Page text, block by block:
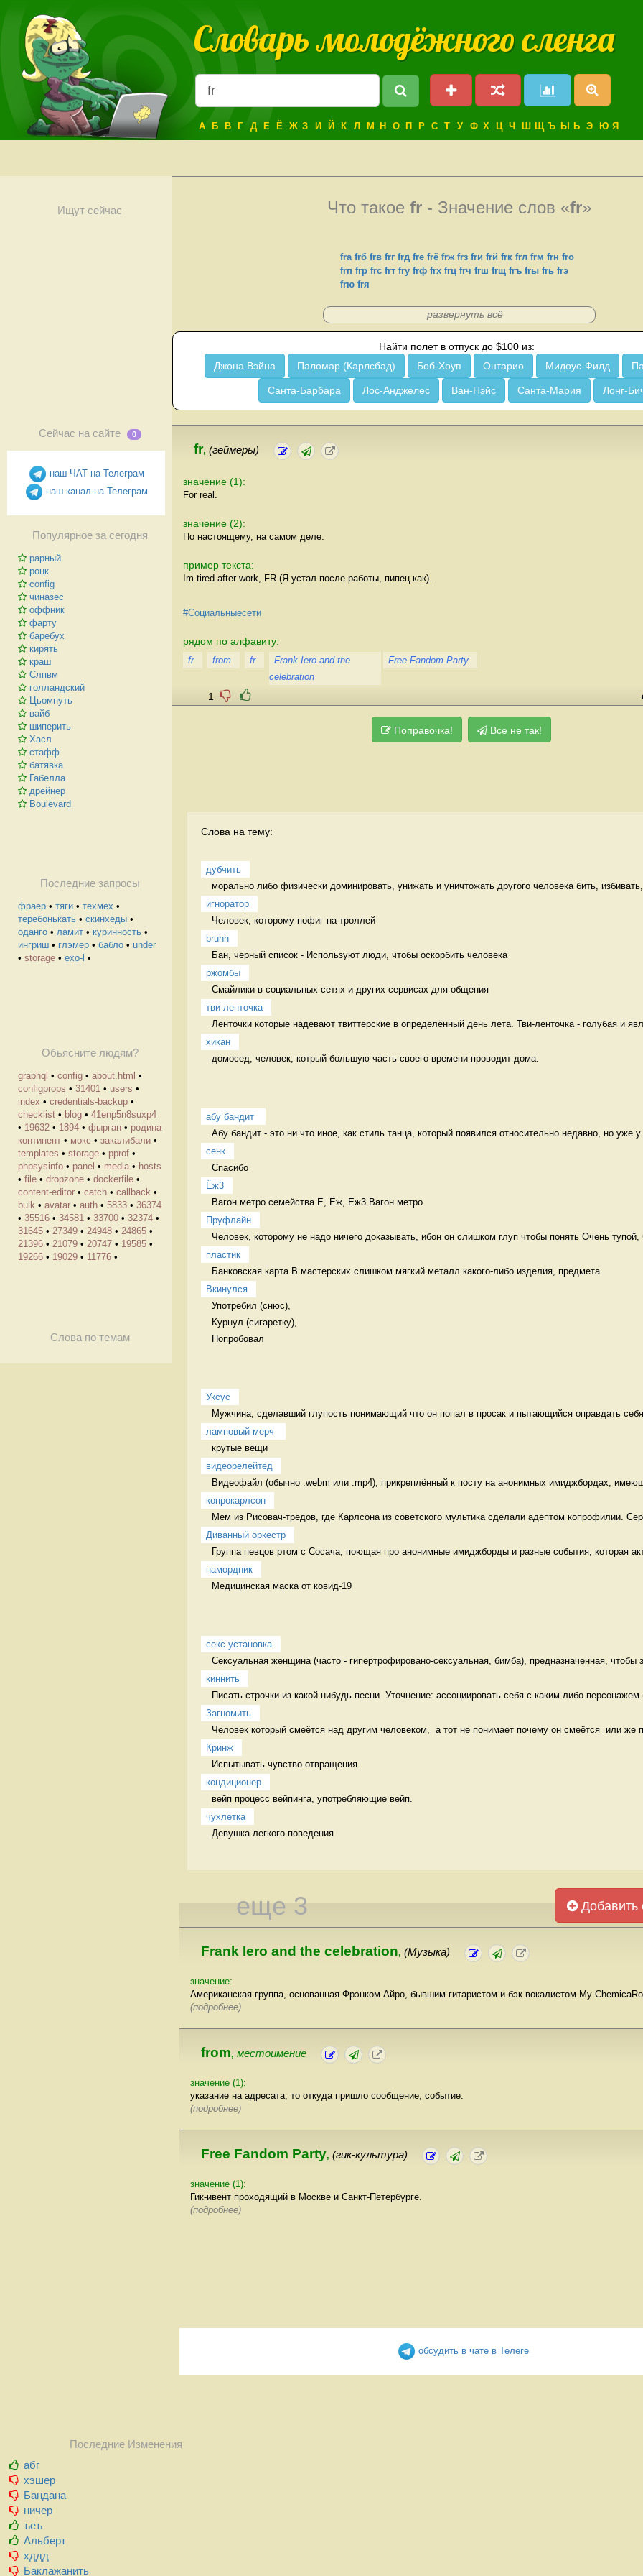
Словарь молодёжного сленга
А Б В Г Д Е Ё Ж З И Й К Л М Н О П Р С Т У Ф Х Ц Ч Ш Щ Ъ Ы Ь Э Ю Я
Ищут сейчас
Сейчас на сайте 0
наш ЧАТ на Телеграм
наш канал на Телеграм
Популярное за сегодня
рарный
роцк
config
чиназес
оффник
фарту
баребух
кирять
краш
Слпвм
голландский
Цьомнуть
вайб
шиперить
Хасл
стафф
батявка
Габелла
дрейнер
Boulevard
Последние запросы
фраер • тяги • техмех •
теребонькать • скинхеды •
оданго • ламит • куринность •
ингриш • глэмер • бабло • under
• storage • exo-l •
Обьясните людям?
graphql • config • about.html •
configprops • 31401 • users •
index • credentials-backup •
checklist • blog • 41enp5n8suxp4
• 19632 • 1894 • фырган • родина
континент • мокс • закалибали •
templates • storage • pprof •
phpsysinfo • panel • media • hosts
• file • dropzone • dockerfile •
content-editor • catch • callback •
bulk • avatar • auth • 5833 • 36374
• 35516 • 34581 • 33700 • 32374 •
31645 • 27349 • 24948 • 24865 •
21396 • 21079 • 20747 • 19585 •
19266 • 19029 • 11776 •
Слова по темам
Что такое fr - Значение слов «fr»
frа frб frв frг frд frе frё frж frз frи frй frк frл frм frн frо
frп frр frс frт frу frф frх frц frч frш frщ frъ frы frь frэ
frю frя
развернуть всё
Найти полет в отпуск до $100 из:
Джона Вэйна
Паломар (Карлсбад) Боб-Хоуп Онтарио Мидоус-Филд
Санта-Барбара Лос-Анджелес Ван-Нэйс Санта-Мария Лонг-
fr, (геймеры)
значение (1):
For real.
значение (2):
По настоящему, на самом деле.
пример текста:
Im tired after work, FR (Я устал после работы, пипец как).
#Социальныесети
рядом по алфавиту:
fr from fr
Frank Iero and the
celebration
Free Fandom Party
1
Поправочка! Все не так!
Слова на тему:
дубчить
морально либо физически доминировать, унижать и уничтожать другого человека бить, избивать,
игноратор
Человек, которому пофиг на троллей
bruhh
Бан, черный список - Используют люди, чтобы оскорбить человека
ржомбы
Смайлики в социальных сетях и других сервисах для общения
тви-ленточка
Ленточки которые надевают твиттерские в определённый день лета. Тви-ленточка - голубая и
хикан
домосед, человек, котрый большую часть своего времени проводит дома.
абу бандит
Абу бандит - это ни что иное, как стиль танца, который появился относительно недавно, но уже у...
сенк
Спасибо
Ёж3
Вагон метро семейства Е, Ёж, Еж3 Вагон метро
Пруфлайн
Человек, которому не надо ничего доказывать, ибон он слишком глуп чтобы понять Очень тупой,
пластик
Банковская карта В мастерских слишком мягкий металл какого-либо изделия, предмета.
Вкинулся
Употребил (снюс),
Курнул (сигаретку),
Попробовал
Уксус
Мужчина, сделавший глупость понимающий что он попал в просак и пытающийся оправдать
ламповый мерч
крутые вещи
видеорелейтед
Видеофайл (обычно .webm или .mp4), прикреплённый к посту на анонимных имиджбордах,
копрокарлсон
Мем из Рисовач-тредов, где Карлсона из советского мультика сделали адептом копрофилии.
Диванный оркестр
Группа певцов ртом с Сосача, поющая про анонимные имиджборды и разные события, которая
намордник
Медицинская маска от ковид-19
секс-установка
Сексуальная женщина (часто - гипертрофировано-сексуальная, бимба), предназначенная, чтобы
киннить
Писать строчки из какой-нибудь песни  Уточнение: ассоциировать себя с каким либо персонажем
Загномить
Человек который смеётся над другим человеком,  а тот не понимает почему он смеётся  или же
Кринж
Испытывать чувство отвращения
кондиционер
вейп процесс вейпинга, употребляющие вейп.
чухлетка
Девушка легкого поведения
еще 3 Добавить
Frank Iero and the celebration, (Музыка)
значение:
Американская группа, основанная Фрэнком Айро, бывшим гитаристом и бэк вокалистом My
(подробнее)
from, местоимение
значение (1):
указание на адресата, то откуда пришло сообщение, событие.
(подробнее)
Free Fandom Party, (гик-культура)
значение (1):
Гик-ивент проходящий в Москве и Санкт-Петербурге.
(подробнее)
обсудить в чате в Телеге
Последние Изменения
абг
хэшер
Бандана
ничер
ъеъ
Альберт
хддд
Баклажанить